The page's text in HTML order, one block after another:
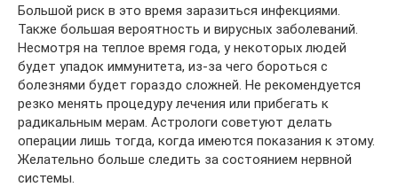
Большой риск в это время заразиться инфекциями.
Также большая вероятность и вирусных заболеваний.
Несмотря на теплое время года, у некоторых людей
будет упадок иммунитета, из-за чего бороться с
болезнями будет гораздо сложней. Не рекомендуется
резко менять процедуру лечения или прибегать к
радикальным мерам. Астрологи советуют делать
операции лишь тогда, когда имеются показания к этому.
Желательно больше следить за состоянием нервной
системы.